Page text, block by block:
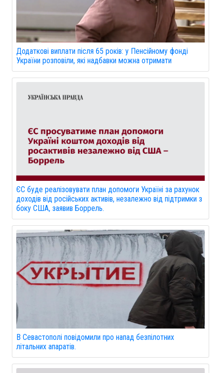
Додаткові виплати після 65 років: у Пенсійному фонді
України розповіли, які надбавки можна отримати
ЄС буде реалізовувати план допомоги Україні за рахунок
доходів від російських активів, незалежно від підтримки з
боку США, заявив Боррель.
В Севастополі повідомили про напад безпілотних
літальних апаратів.